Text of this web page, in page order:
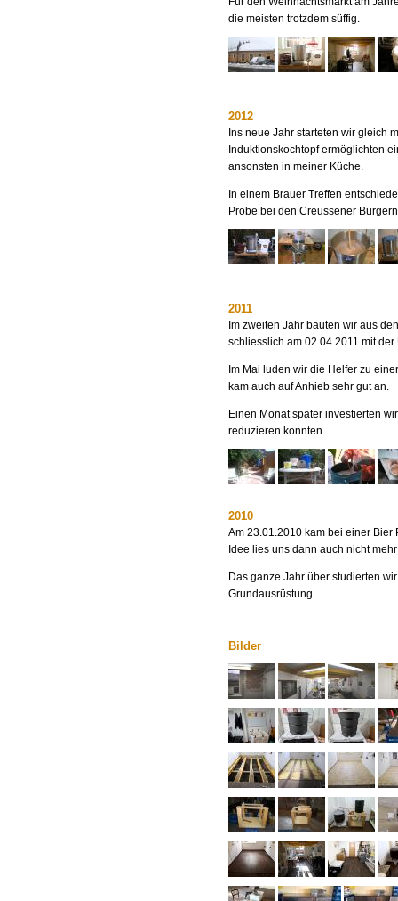
die meisten trotzdem süffig.
2012
Ins neue Jahr starteten wir gleich
Induktionskochtopf ermöglichten
ansonsten in meiner Küche.
In einem Brauer Treffen
Probe bei den Creussener
2011
Im zweiten Jahr bauten wir aus
schliesslich am 02.04.2011 mit
Im Mai luden wir die Helfer zu
kam auch auf Anhieb sehr gut an.
Einen Monat später investierten
reduzieren konnten.
2010
Am 23.01.2010 kam bei einer
Idee lies uns dann auch nicht
Das ganze Jahr über studierten
Grundausrüstung.
Bilder